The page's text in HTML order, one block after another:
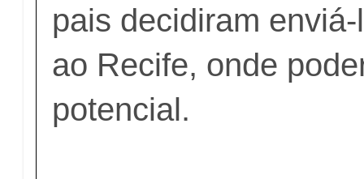
pais decidiram
ao Recife, onde
potencial.